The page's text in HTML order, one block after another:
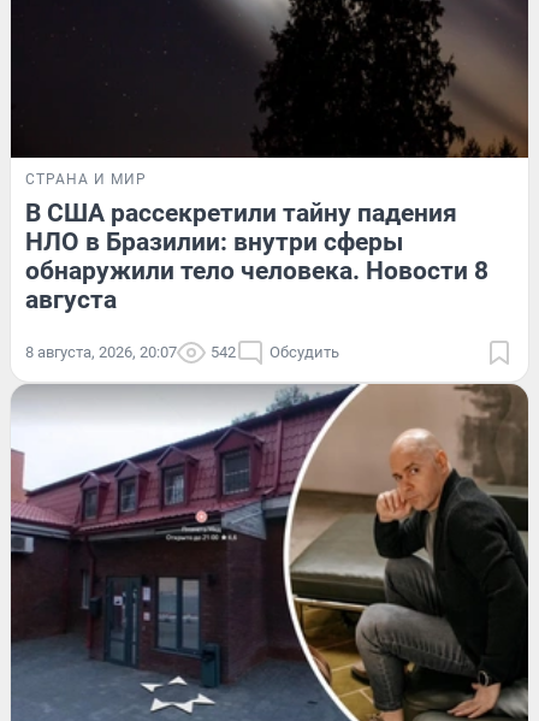
СТРАНА И МИР
В США рассекретили тайну падения
НЛО в Бразилии: внутри сферы
обнаружили тело человека. Новости 8
августа
8 августа, 2026, 20:07 542 Обсудить